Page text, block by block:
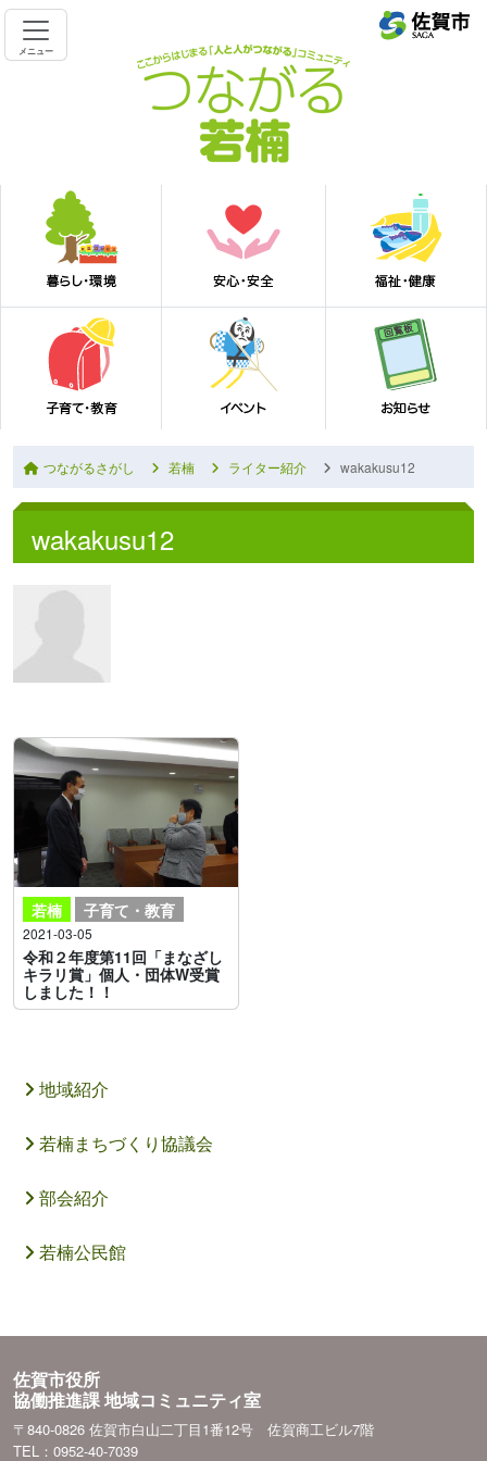
メニュー
つながるさがし 若楠 ライター紹介 wakakusu12
wakakusu12
若楠 子育て・教育
2021-03-05
令和２年度第11回「まなざし
キラリ賞」個人・団体W受賞
しました！！
地域紹介
若楠まちづくり協議会
部会紹介
若楠公民館
佐賀市役所
協働推進課 地域コミュニティ室
〒840-0826 佐賀市白山二丁目1番12号 佐賀商工ビル7階
TEL：0952-40-7039